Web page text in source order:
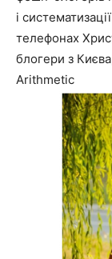
і
телефонах
блогери з
Arithmetic